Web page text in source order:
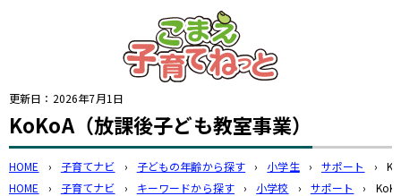
このページの本文へ
更新日： 2026年7月1日
KoKoA（放課後子ども教室事業）
HOME › 子育てナビ › 子どもの年齢から探す › 小学生 › サポート ›
HOME
› 子育てナビ › キーワードから探す › 小学校 › サポート ›